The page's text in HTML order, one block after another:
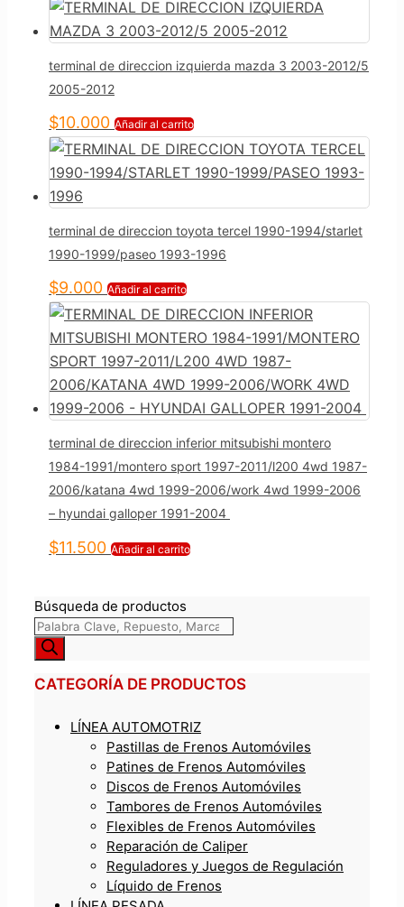
terminal de direccion izquierda mazda 3 2003-2012/5
2005-2012
$10.000 Añadir al carrito
terminal de direccion toyota tercel 1990-1994/starlet
1990-1999/paseo 1993-1996
$9.000 Añadir al carrito
terminal de direccion inferior mitsubishi montero
1984-1991/montero sport 1997-2011/l200 4wd 1987-
2006/katana 4wd 1999-2006/work 4wd 1999-2006
– hyundai galloper 1991-2004
$11.500 Añadir al carrito
Búsqueda de productos
CATEGORÍA DE PRODUCTOS
LÍNEA AUTOMOTRIZ
Pastillas de Frenos Automóviles
Patines de Frenos Automóviles
Discos de Frenos Automóviles
Tambores de Frenos Automóviles
Flexibles de Frenos Automóviles
Reparación de Caliper
Reguladores y Juegos de Regulación
Líquido de Frenos